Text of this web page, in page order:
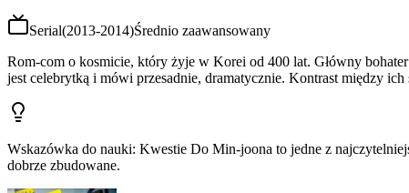
Serial(2013-2014)Średnio zaawansowany
Rom-com o kosmicie, który żyje w Korei od 400 lat. Główny
jest celebrytką i mówi przesadnie, dramatycznie. Kontrast między
Wskazówka do nauki: Kwestie Do Min-joona to jedne z
dobrze zbudowane.